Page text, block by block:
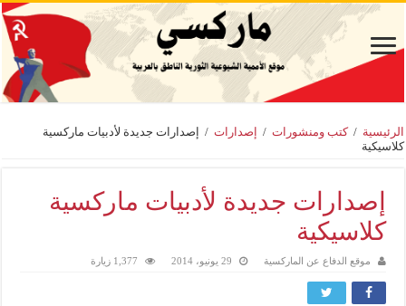
الرئيسية / كتب ومنشورات / إصدارات /
إصدارات جديدة لأدبيات ماركسية
كلاسيكية
إصدارات جديدة لأدبيات ماركسية
كلاسيكية
موقع الدفاع عن الماركسية 29 يونيو، 2014 1,377 زيارة